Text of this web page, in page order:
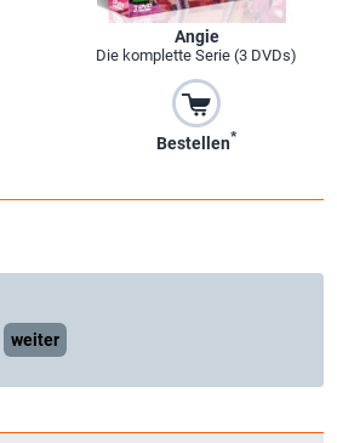
Angie
Die komplette Serie (3 DVDs)
Bestellen*
weiter